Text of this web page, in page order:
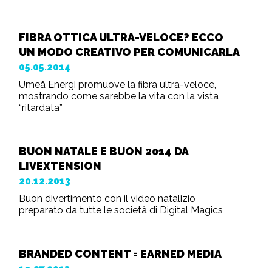
FIBRA OTTICA ULTRA-VELOCE? ECCO
UN MODO CREATIVO PER COMUNICARLA
05.05.2014
Umeå Energi promuove la fibra ultra-veloce,
mostrando come sarebbe la vita con la vista
“ritardata”
BUON NATALE E BUON 2014 DA
LIVEXTENSION
20.12.2013
Buon divertimento con il video natalizio
preparato da tutte le società di Digital Magics
BRANDED CONTENT = EARNED MEDIA